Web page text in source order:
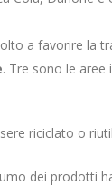
a favorire la
. Tre sono le aree
riciclato o
dei prodotti